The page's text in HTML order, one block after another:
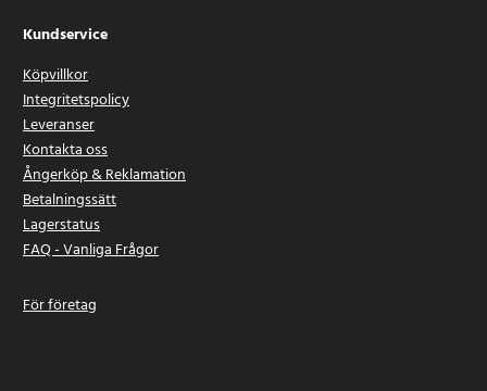
Kundservice
Köpvillkor
Integritetspolicy
Leveranser
Kontakta oss
Ångerköp & Reklamation
Betalningssätt
Lagerstatus
FAQ - Vanliga Frågor
För företag